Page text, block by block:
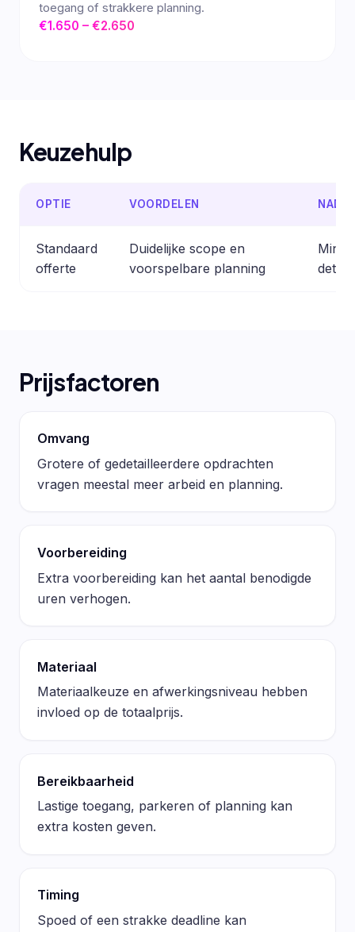
toegang of strakkere planning.
€1.650 – €2.650
Keuzehulp
OPTIE VOORDELEN
Standaard
offerte
Duidelijke scope en
voorspelbare planning
Prijsfactoren
Omvang
Grotere of gedetailleerdere opdrachten
vragen meestal meer arbeid en planning.
Voorbereiding
Extra voorbereiding kan het aantal benodigde
uren verhogen.
Materiaal
Materiaalkeuze en afwerkingsniveau hebben
invloed op de totaalprijs.
Bereikbaarheid
Lastige toegang, parkeren of planning kan
extra kosten geven.
Timing
Spoed of een strakke deadline kan